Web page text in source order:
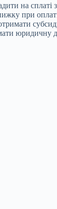
на сплаті
при
юридичну